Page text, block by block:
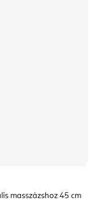
masszázshoz 45 cm